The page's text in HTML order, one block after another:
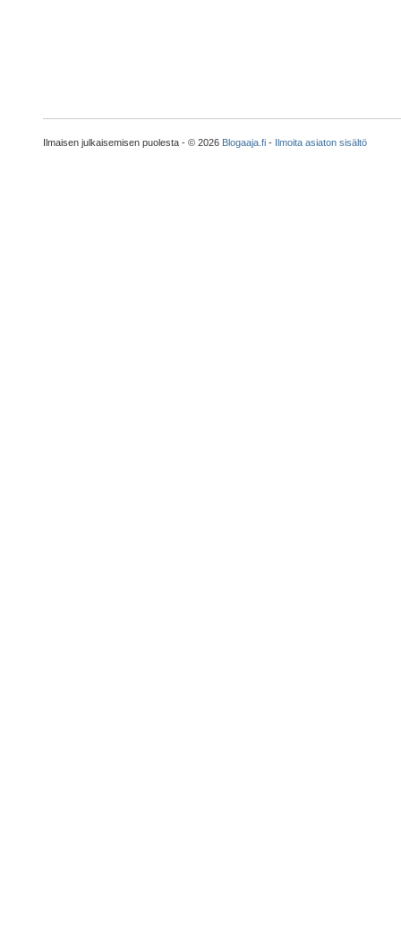
Ilmaisen julkaisemisen puolesta - © 2026 Blogaaja.fi- Ilmoita asiaton sisältö